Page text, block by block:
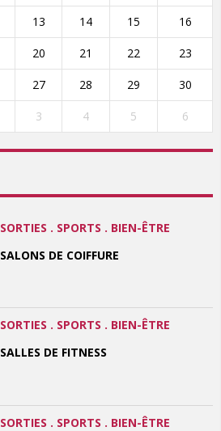
13 14 15 16
20 21 22 23
27 28 29 30
3 4 5 6
SORTIES . SPORTS . BIEN-ÊTRE
SALONS DE COIFFURE
SORTIES . SPORTS . BIEN-ÊTRE
SALLES DE FITNESS
SORTIES . SPORTS . BIEN-ÊTRE